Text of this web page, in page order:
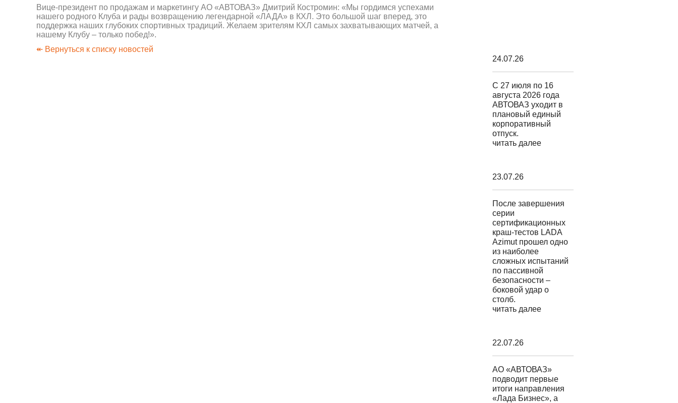
Вице-президент по продажам и маркетингу АО «АВТОВАЗ» Дмитрий Костромин: «Мы гордимся успехами
нашего родного Клуба и рады возвращению легендарной «ЛАДА» в КХЛ. Это большой шаг вперед, это
поддержка наших глубоких спортивных традиций. Желаем зрителям КХЛ самых захватывающих матчей, а
нашему Клубу – только побед!».
↞ Вернуться к списку новостей
24.07.26
С 27 июля по 16
августа 2026 года
АВТОВАЗ уходит в
плановый единый
корпоративный
отпуск.
читать далее
23.07.26
После завершения
серии
сертификационных
краш-тестов LADA
Azimut прошел одно
из наиболее
сложных испытаний
по пассивной
безопасности –
боковой удар о
столб.
читать далее
22.07.26
АО «АВТОВАЗ»
подводит первые
итоги направления
«Лада Бизнес», а